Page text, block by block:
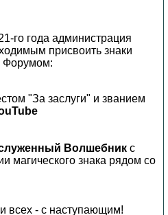
го года администрация
присвоить знаки
Форумом:
"За заслуги" и званием
Волшебникс
магического знака рядом со
всех - с наступающим!